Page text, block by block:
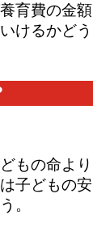
育費の金額
けるかどう
もの命より
子どもの安
。